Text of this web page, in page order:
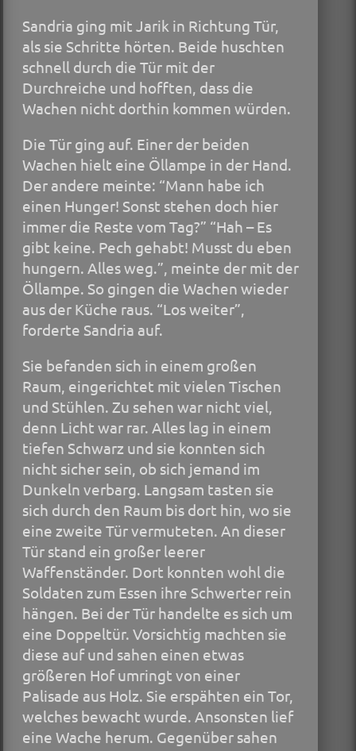
Sandria ging mit Jarik in Richtung Tür,
als sie Schritte hörten. Beide huschten
schnell durch die Tür mit der
Durchreiche und hofften, dass die
Wachen nicht dorthin kommen würden.
Die Tür ging auf. Einer der beiden
Wachen hielt eine Öllampe in der Hand.
Der andere meinte: “Mann habe ich
einen Hunger! Sonst stehen doch hier
immer die Reste vom Tag?” “Hah – Es
gibt keine. Pech gehabt! Musst du eben
hungern. Alles weg.”, meinte der mit der
Öllampe. So gingen die Wachen wieder
aus der Küche raus. “Los weiter”,
forderte Sandria auf.
Sie befanden sich in einem großen
Raum, eingerichtet mit vielen Tischen
und Stühlen. Zu sehen war nicht viel,
denn Licht war rar. Alles lag in einem
tiefen Schwarz und sie konnten sich
nicht sicher sein, ob sich jemand im
Dunkeln verbarg. Langsam tasten sie
sich durch den Raum bis dort hin, wo sie
eine zweite Tür vermuteten. An dieser
Tür stand ein großer leerer
Waffenständer. Dort konnten wohl die
Soldaten zum Essen ihre Schwerter rein
hängen. Bei der Tür handelte es sich um
eine Doppeltür. Vorsichtig machten sie
diese auf und sahen einen etwas
größeren Hof umringt von einer
Palisade aus Holz. Sie erspähten ein Tor,
welches bewacht wurde. Ansonsten lief
eine Wache herum. Gegenüber sahen